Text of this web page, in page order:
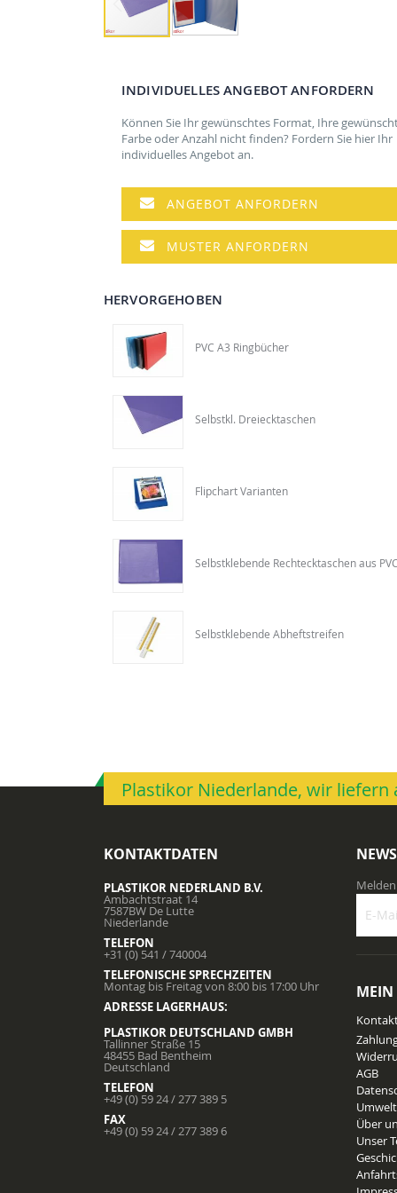
Bildgalerie
INDIVIDUELLES ANGEBOT ANFORDERN
Können Sie Ihr gewünschtes Format, Ihre
Farbe oder Anzahl nicht finden? Fordern Sie hier Ihr
individuelles Angebot an.
ANGEBOT ANFORDERN
MUSTER ANFORDERN
HERVORGEHOBEN
PVC A3 Ringbücher
Selbstkl. Dreiecktaschen
Flipchart Varianten
Selbstklebende Rechtecktaschen aus PVC
Selbstklebende Abheftstreifen
Plastikor Niederlande, wir liefern
KONTAKTDATEN
PLASTIKOR NEDERLAND B.V.
Ambachtstraat 14
7587BW De Lutte
Niederlande
TELEFON
+31 (0) 541 / 740004
TELEFONISCHE SPRECHZEITEN
Montag bis Freitag von 8:00 bis 17:00 Uhr
ADRESSE LAGERHAUS:
PLASTIKOR DEUTSCHLAND GMBH
Tallinner Straße 15
48455 Bad Bentheim
Deutschland
TELEFON
+49 (0) 59 24 / 277 389 5
FAX
+49 (0) 59 24 / 277 389 6
für
unseren
an:
AGB
Über
Unser